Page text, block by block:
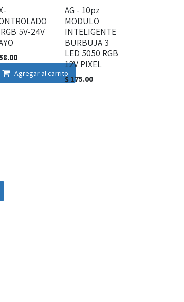
5V-24V
Agregar al carrito
AG - 10pz
MODULO
INTELIGENTE
BURBUJA 3
LED 5050 RGB
12V PIXEL
$ 175.00